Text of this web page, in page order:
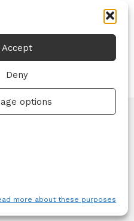
more about these purposes
Accept
Deny
options